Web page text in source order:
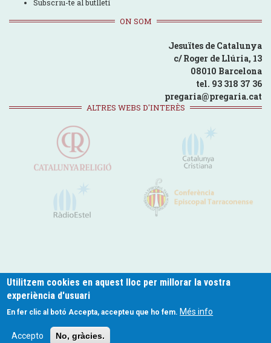
Subscriu-te al butlletí
ON SOM
Jesuïtes de Catalunya
c/ Roger de Llúria, 13
08010 Barcelona
tel. 93 318 37 36
pregaria@pregaria.cat
ALTRES WEBS D'INTERÈS
Footer
Política de Privacitat Politica de Cookies
Utilitzem cookies en aquest lloc per millorar la vostra
experiència d'usuari
En fer clic al botó Accepta, accepteu que ho fem. Més info
Accepto No, gràcies.